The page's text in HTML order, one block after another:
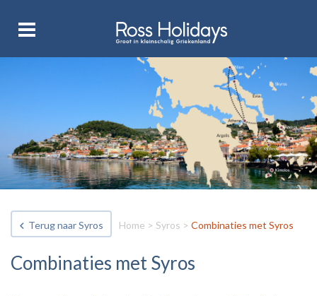
Terug naar Syros Home > Syros > Combinaties met Syros
Combinaties met Syros